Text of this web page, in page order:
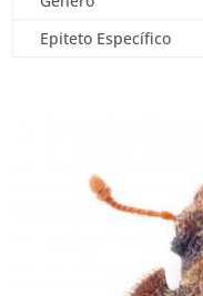
Epiteto Específico